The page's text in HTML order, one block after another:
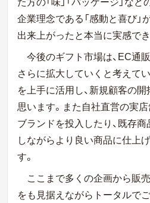
企業理念である「感動と喜び
出来上がったと本当に実感でき
今後のギフト市場は、EC通
さらに拡大していくと考えて
を上手に活用し、新規顧客の
思います。また自社直営の実
ブランドを投入したり、既存
しながらより良い商品に仕上
す。
ここまで多くの企画から販
をも見据えながらトータルで